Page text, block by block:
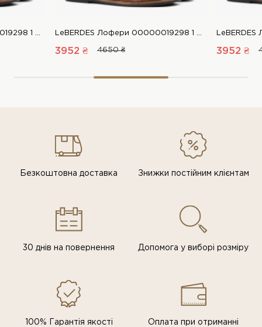
LeBERDES Лофери 00000019298 1 Магазин взуття “Favorite Shoes” LeBERDES Лофери 00000019298 1 Магазин взуття “Favorite Shoes”
3952 ₴ 4650 ₴ 3952 ₴
Безкоштовна доставка Знижки постiйним клiєнтам
30 днів на повернення Допомога у виборі розміру
100% Гарантія якості Оплата при отриманні